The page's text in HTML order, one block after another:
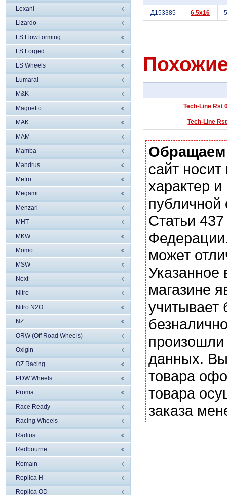
Lexani
Lizardo
LS FlowForming
LS Forged
LS Wheels
Lumarai
M&K
Magnetto
MAK
MAM
Mamba
Mandrus
Mefro
Megami
Menzari
MHT
MKW
Momo
MSW
Next
Nitro
Nitro N2O
NZ
ORW (Off Road Wheels)
Oxigin
OZ Racing
PDW Wheels
Proma
Race Ready
Racing Wheels
Radius
Redbourne
Remain
Replica H
Replica OD
Д153385 6.5x16
Tech-Line Rst
Tech-Line
сайт
характер
Статьи
может
магазине
учитывает
данных. Вы
товара
товара
заказа